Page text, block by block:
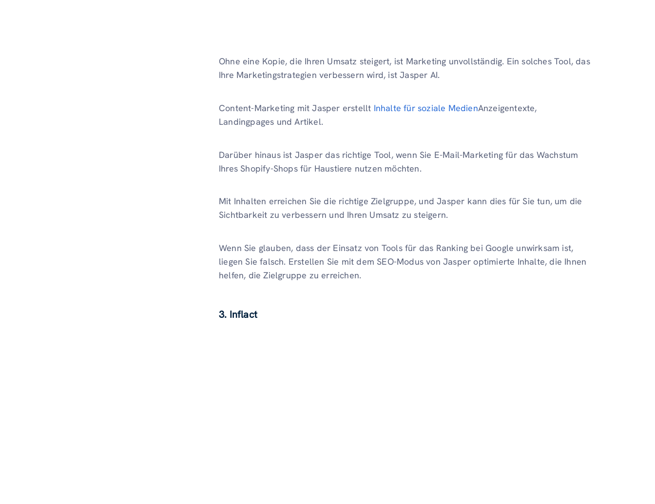
Ohne eine Kopie, die Ihren Umsatz steigert, ist Marketing unvollständig. Ein solches Tool, das
Ihre Marketingstrategien verbessern wird, ist Jasper AI.
Content-Marketing mit Jasper erstellt Inhalte für soziale MedienAnzeigentexte,
Landingpages und Artikel.
Darüber hinaus ist Jasper das richtige Tool, wenn Sie E-Mail-Marketing für das Wachstum
Ihres Shopify-Shops für Haustiere nutzen möchten.
Mit Inhalten erreichen Sie die richtige Zielgruppe, und Jasper kann dies für Sie tun, um die
Sichtbarkeit zu verbessern und Ihren Umsatz zu steigern.
Wenn Sie glauben, dass der Einsatz von Tools für das Ranking bei Google unwirksam ist,
liegen Sie falsch. Erstellen Sie mit dem SEO-Modus von Jasper optimierte Inhalte, die Ihnen
helfen, die Zielgruppe zu erreichen.
3. Inflact